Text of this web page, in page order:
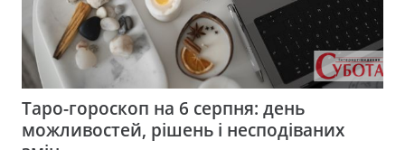
Таро-гороскоп на 6 серпня: день
можливостей, рішень і несподіваних